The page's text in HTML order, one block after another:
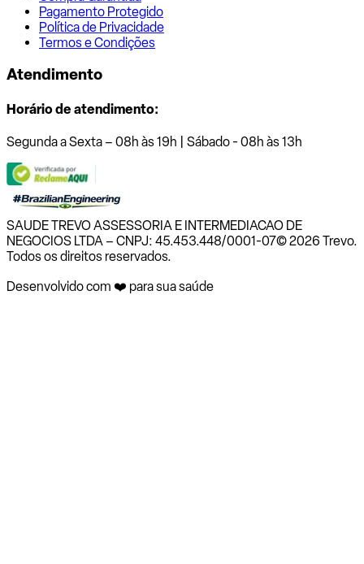
Pagamento Protegido
Política de Privacidade
Termos e Condições
Atendimento
Horário de atendimento:
Segunda a Sexta – 08h às 19h | Sábado - 08h às 13h
SAUDE TREVO ASSESSORIA E INTERMEDIACAO DE
NEGOCIOS LTDA – CNPJ: 45.453.448/0001-07© 2026 Trevo.
Todos os direitos reservados.
Desenvolvido com ❤️ para sua saúde